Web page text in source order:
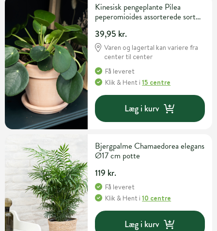
Kinesisk pengeplante Pilea
peperomioides assorterede sorter
39,95 kr.
Varen og lagertal kan variere fra
center til center
Få leveret
Klik & Hent i15 centre
Læg i kurv
Bjergpalme Chamaedorea elegans
Ø17 cm potte
119 kr.
Få leveret
Klik & Hent i10 centre
Læg i kurv